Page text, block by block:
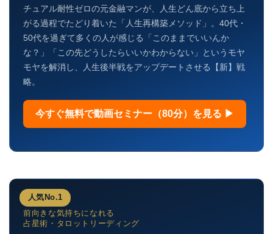
チュアル耐性ゼロの元金融マンが、人生どん底から立ち上
がる過程でたどり着いた「人生再構築メソッド」。40代・
50代を過ぎて多くの人が感じる「このままでいいんか
な？」「この先どうしたらいいかわからない」というモヤ
モヤを解消し、人生後半戦をアップデートさせる【新】戦
略。
今すぐ無料で動画セミナー（80分）を見る ▶
人気No.1
前向きな気持ちになれる
占星術・タロットリーディング